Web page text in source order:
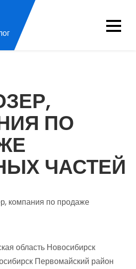
ПО
ЧАСТЕЙ
компания по продаже
область Новосибирск
Первомайский район